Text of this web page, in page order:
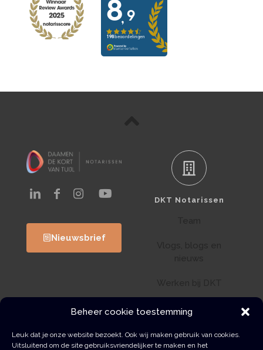
Beheer cookie toestemming
Leuk dat je onze website bezoekt. Ook wij maken gebruik van cookies.
Uitsluitend om de site gebruiksvriendelijker te maken en het
Nieuwsbrief
DKT Notarissen
Klantenportaal
Wwft